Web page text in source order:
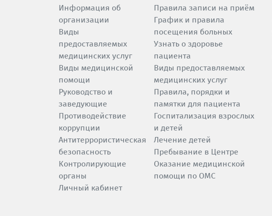
Информация об
организации
Виды
предоставляемых
медицинских услуг
Виды медицинской
помощи
Руководство и
заведующие
Противодействие
коррупции
Антитеррористическая
безопасность
Контролирующие
органы
Личный кабинет
Правила записи на приём
График и правила
посещения больных
Узнать о здоровье
пациента
Виды предоставляемых
медицинских услуг
Правила, порядки и
памятки для пациента
Госпитализация взрослых
и детей
Лечение детей
Пребывание в Центре
Оказание медицинской
помощи по ОМС